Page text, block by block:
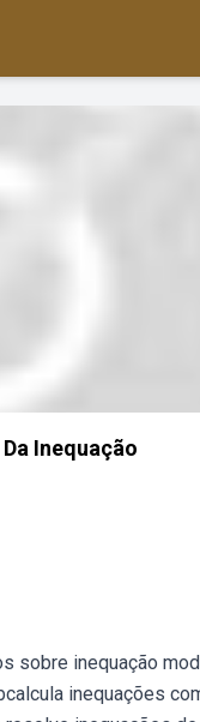
Inequação
sobre inequação
inequações